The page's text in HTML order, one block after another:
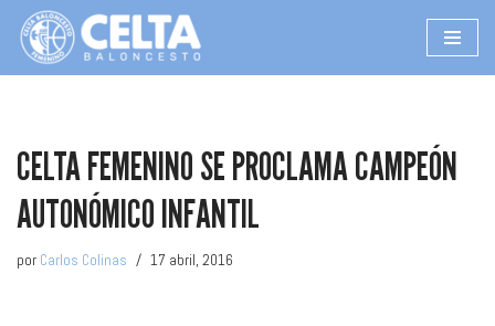
Saltar
CELTA FEMENINO SE PROCLAMA CAMPEÓN
AUTONÓMICO INFANTIL
por Carlos Colinas 17 abril, 2016